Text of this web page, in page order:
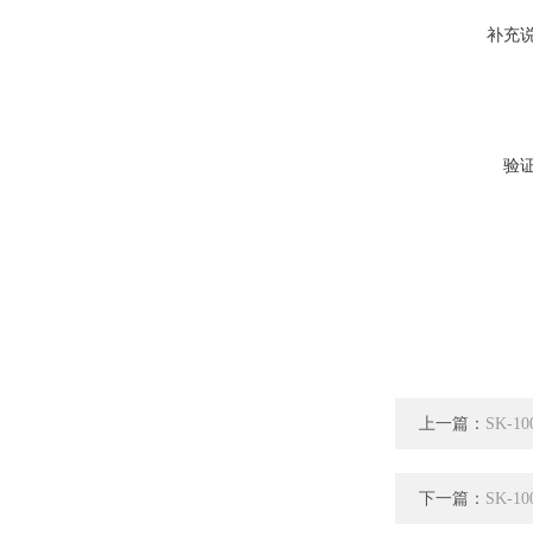
补充
验
上一篇： SK-
下一篇： SK-